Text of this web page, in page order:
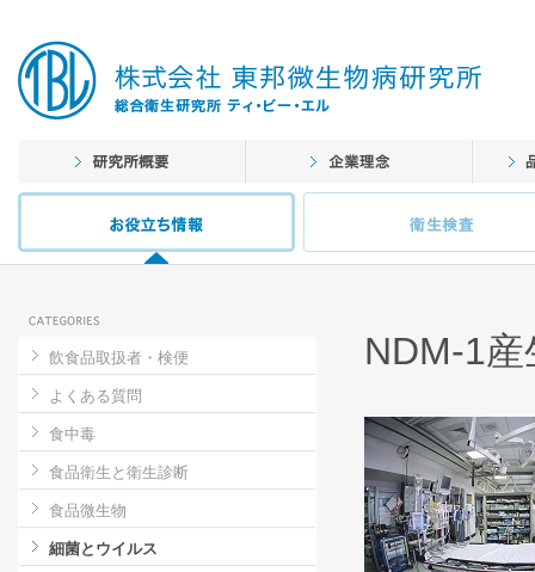
飲食品取扱者・検便
よくある質問
食中毒
食品衛生と衛生診断
食品微生物
細菌とウイルス
NDM-1